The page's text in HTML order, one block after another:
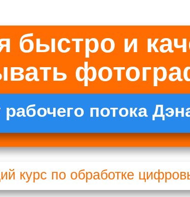
быстро и
потока
курс по обработке